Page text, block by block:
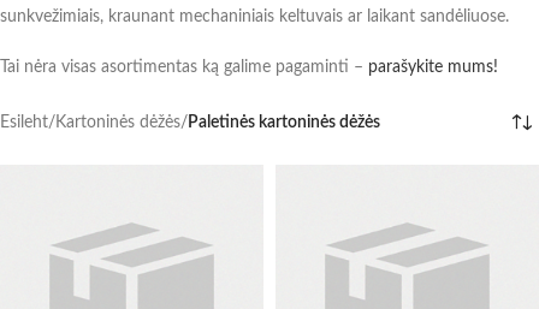
sunkvežimiais, kraunant mechaniniais keltuvais ar laikant sandėliuose.
Tai nėra visas asortimentas ką galime pagaminti – parašykite mums!
Esileht/ Kartoninės dėžės/ Paletinės kartoninės dėžės